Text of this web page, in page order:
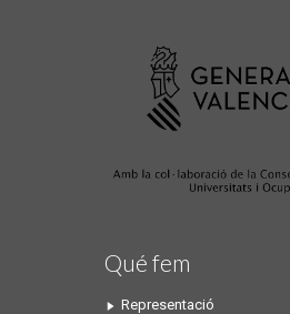
Qué fem
Representació